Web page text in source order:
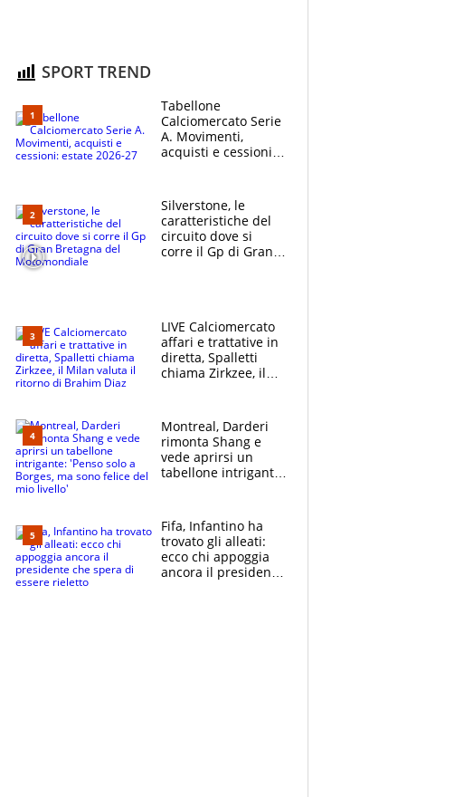
SPORT TREND
Tabellone
Calciomercato Serie
A. Movimenti,
acquisti e cessioni:
Silverstone, le
caratteristiche del
circuito dove si
corre il Gp di Gran
LIVE Calciomercato
affari e trattative in
diretta, Spalletti
chiama Zirkzee, il
Diaz
Montreal, Darderi
rimonta Shang e
vede aprirsi un
tabellone intrigante:
felice del mio livello"
Fifa, Infantino ha
trovato gli alleati:
ecco chi appoggia
ancora il presidente